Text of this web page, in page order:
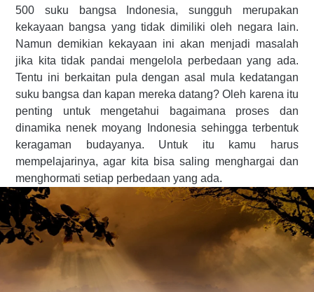
500 suku bangsa Indonesia, sungguh merupakan
kekayaan bangsa yang tidak dimiliki oleh negara lain.
Namun demikian kekayaan ini akan menjadi masalah
jika kita tidak pandai mengelola perbedaan yang ada.
Tentu ini berkaitan pula dengan asal mula kedatangan
suku bangsa dan kapan mereka datang? Oleh karena itu
penting untuk mengetahui bagaimana proses dan
dinamika nenek moyang Indonesia sehingga terbentuk
keragaman budayanya. Untuk itu kamu harus
mempelajarinya, agar kita bisa saling menghargai dan
menghormati setiap perbedaan yang ada.